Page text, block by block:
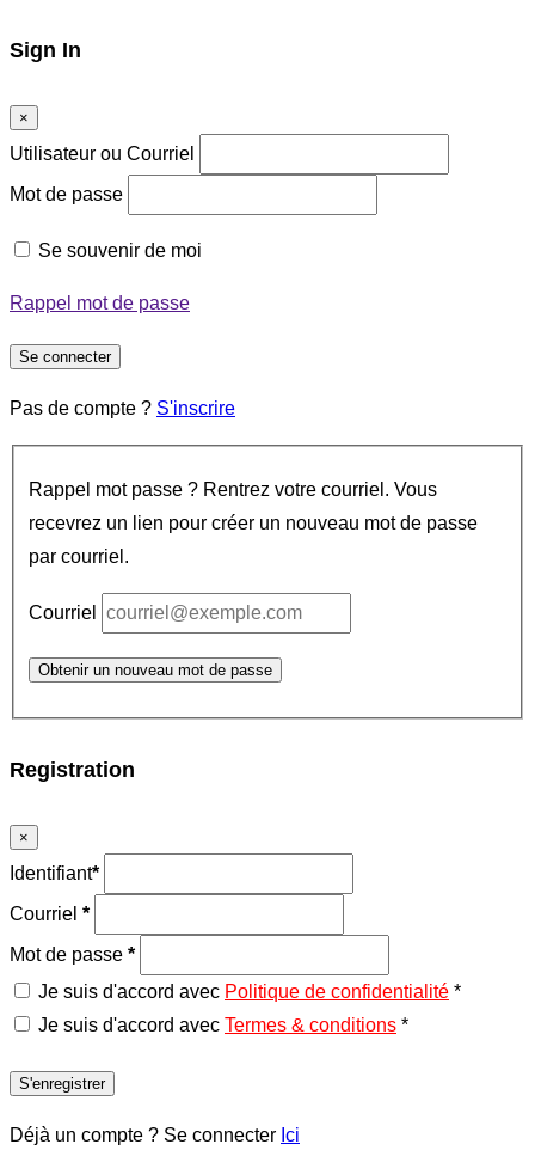
Sign In
×
Utilisateur ou Courriel
Mot de passe
Se souvenir de moi
Rappel mot de passe
Se connecter
Pas de compte ? S'inscrire
Rappel mot passe ? Rentrez votre courriel. Vous
recevrez un lien pour créer un nouveau mot de passe
par courriel.
Courriel
Obtenir un nouveau mot de passe
Registration
×
Identifiant*
Courriel *
Mot de passe *
Je suis d'accord avec Politique de confidentialité *
Je suis d'accord avec Termes & conditions *
S'enregistrer
Déjà un compte ? Se connecter Ici